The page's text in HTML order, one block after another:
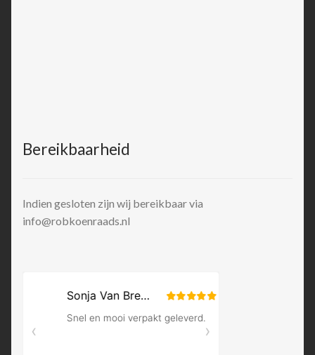
Bereikbaarheid
Indien gesloten zijn wij bereikbaar via
info@robkoenraads.nl